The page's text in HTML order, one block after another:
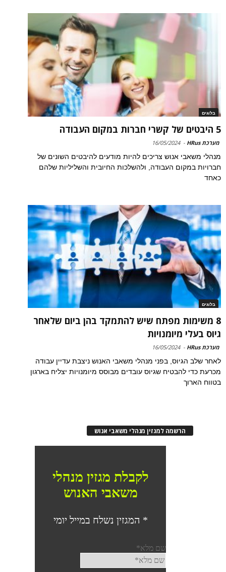
בלוגים
5 היבטים של קשרי חברות במקום העבודה
מערכת HRus -
16/05/2024
מנהלי משאבי אנוש צריכים להיות מודעים להיבטים השונים של
חברויות במקום העבודה, ולהשלכות החיובית והשליליות שלהם
כאחד
בלוגים
8 משימות מפתח שיש להתמקד בהן ביום שלאחר
גיוס בעלי מיומנויות
מערכת HRus -
16/05/2024
לאחר שלב הגיוס, בפני מנהלי משאבי האנוש ניצבת עדיין עבודה
מכרעת כדי להבטיח שגיוס עובדים מבוסס מיומנויות יצליח בארגון
בטווח הארוך
הרשמה למגזין מנהלי משאבי אנוש